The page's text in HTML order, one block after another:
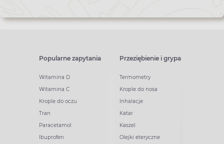
Popularne zapytania
Witamina D
Witamina C
Krople do oczu
Tran
Paracetamol
Ibuprofen
Przeziębienie i grypa
Termometry
Krople do nosa
Inhalacje
Katar
Kaszel
Olejki eteryczne